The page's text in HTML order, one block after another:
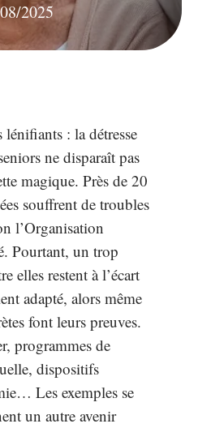
2025
: la détresse
ne disparaît pas
magique. Près de 20
souffrent de troubles
l’Organisation
Pourtant, un trop
elles restent à l’écart
adapté, alors même
font leurs preuves.
programmes de
dispositifs
Les exemples se
un autre avenir